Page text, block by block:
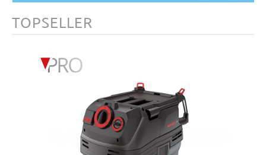
TOPSELLER
Produktgalerie überspringen